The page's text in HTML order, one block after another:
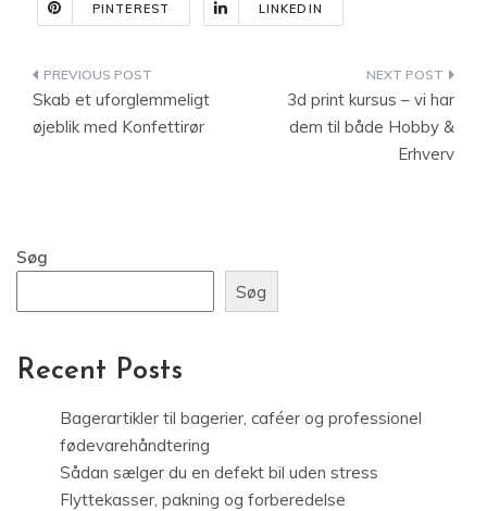
PINTEREST LINKEDIN
Indlægsnavigation
Skab et uforglemmeligt
øjeblik med Konfettirør
3d print kursus – vi har
dem til både Hobby &
Erhverv
Søg
Søg
Recent Posts
Bagerartikler til bagerier, caféer og professionel
fødevarehåndtering
Sådan sælger du en defekt bil uden stress
Flyttekasser, pakning og forberedelse